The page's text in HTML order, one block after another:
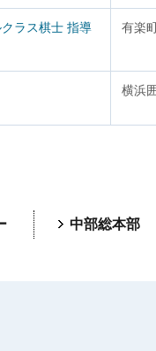
ラス棋士 指導
有楽
横浜
中部総本部